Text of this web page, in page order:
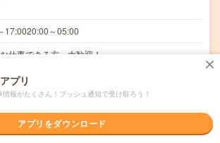
17:0020:00～05:00
仕事できる方、大歓迎！
円
費
定内支給
料をセットし、ボタン操作で自動加工。加工用の
プリ
報がたくさん！プッシュ通知で受け取ろう！
アプリをダウンロード